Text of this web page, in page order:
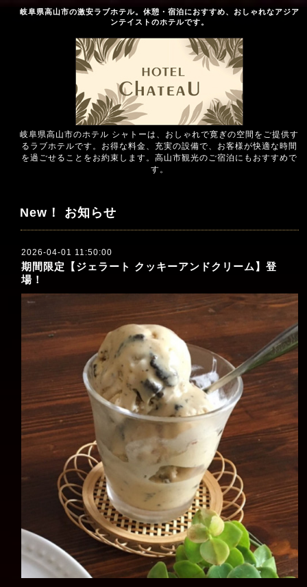
岐阜県高山市の激安ラブホテル。休憩・宿泊におすすめ、おしゃれなアジア
ンテイストのホテルです。
岐阜県高山市のホテル シャトーは、おしゃれで寛ぎの空間をご提供す
るラブホテルです。お得な料金、充実の設備で、お客様が快適な時間
を過ごせることをお約束します。高山市観光のご宿泊にもおすすめで
す。
New！ お知らせ
2026-04-01 11:50:00
期間限定【ジェラート クッキーアンドクリーム】登
場！